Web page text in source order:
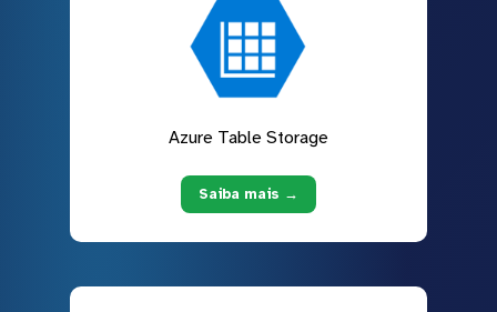
Azure Table Storage
Saiba mais →